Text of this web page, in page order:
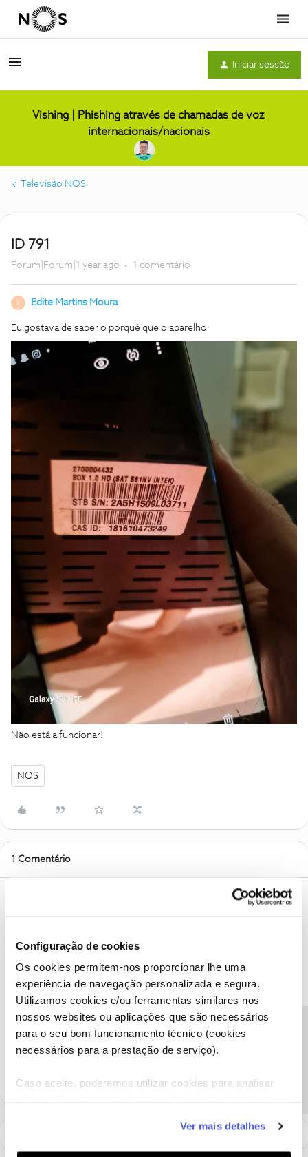
Configuração de cookies
Os cookies permitem-nos proporcionar lhe uma
experiência de navegação personalizada e segura.
Utilizamos cookies e/ou ferramentas similares nos
nossos websites ou aplicações que são necessários
para o seu bom funcionamento técnico (cookies
necessários para a prestação de serviço).
Caso aceite, poderemos utilizar cookies para analisar
funcionalidades (cookies de personalização e
funcionalidade) e adaptar anúncios aos seus interesses
Ver mais detalhes
Menu
Iniciar sessão
Vishing | Phishing através de chamadas de voz
internacionais/nacionais
Televisão NOS
ID 791
Forum|Forum|1 year ago 1 comentário
E Edite Martins Moura
Eu gostava de saber o porquê que o aparelho
Não está a funcionar!
NOS
1 Comentário
Forum|Forum|1 year ago
Lamentamos a situação.
devidamente ligados e, de seguida, remova o cartão NOS da box
e volte, novamente, a inserir.
Obrigado,
Ajude a comunidade a encontrar informação relevante. Marque